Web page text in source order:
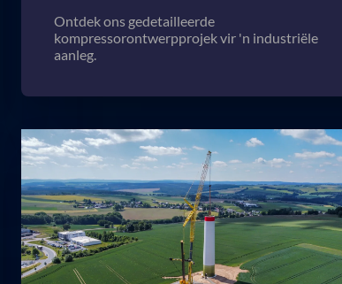
Ontdek ons gedetailleerde
kompressorontwerpprojek vir 'n industriële
aanleg.